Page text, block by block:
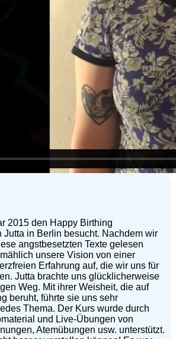
2015 den Happy Birthing
Jutta in Berlin besucht. Nachdem wir
angstbesetzten Texte gelesen
unsere Vision von einer
Erfahrung auf, die wir uns für
Jutta brachte uns glücklicherweise
Weg. Mit ihrer Weisheit, die auf
beruht, führte sie uns sehr
Thema. Der Kurs wurde durch
und Live-Übungen von
Atemübungen usw. unterstützt.